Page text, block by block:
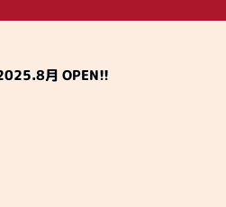
月 OPEN!!